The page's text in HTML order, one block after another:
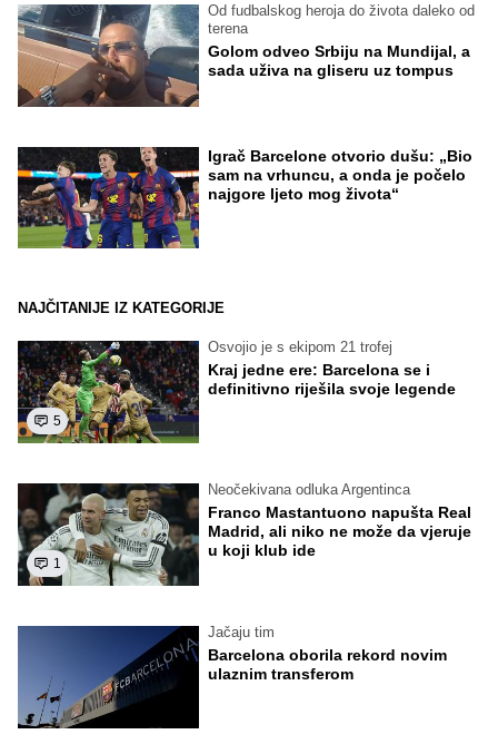
Od fudbalskog heroja do života daleko od
terena
Golom odveo Srbiju na Mundijal, a
sada uživa na gliseru uz tompus
Igrač Barcelone otvorio dušu: „Bio
sam na vrhuncu, a onda je počelo
najgore ljeto mog života“
NAJČITANIJE IZ KATEGORIJE
5
Osvojio je s ekipom 21 trofej
Kraj jedne ere: Barcelona se i
definitivno riješila svoje legende
1
Neočekivana odluka Argentinca
Franco Mastantuono napušta Real
Madrid, ali niko ne može da vjeruje
u koji klub ide
Jačaju tim
Barcelona oborila rekord novim
ulaznim transferom